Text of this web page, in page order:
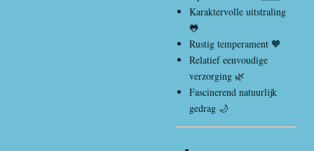
Karaktervolle uitstraling
🐸
Rustig temperament 🧡
Relatief eenvoudige
verzorging 🌿
Fascinerend natuurlijk
gedrag 🌙